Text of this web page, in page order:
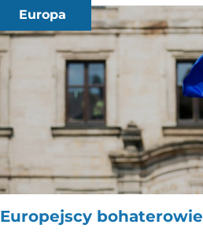
Europa
Europejscy bohaterowie